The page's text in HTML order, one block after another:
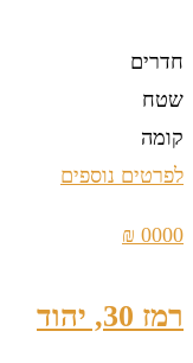
חדרים
שטח
קומה
לפרטים נוספים
0000 ₪
רמז 30, יהוד